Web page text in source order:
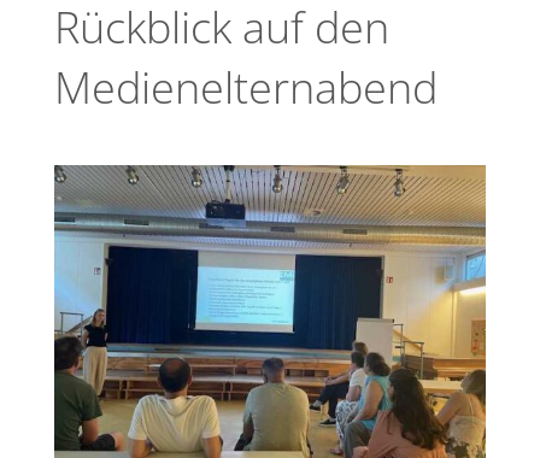
Rückblick auf den
Medienelternabend